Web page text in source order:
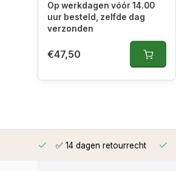
Op werkdagen vóór 14.00
uur besteld, zelfde dag
verzonden
€47,50
✅ 14 dagen retourrecht